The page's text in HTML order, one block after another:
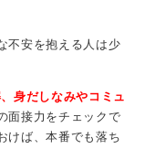
安を抱える人は少
身だしなみやコミュ
面接力をチェックで
けば、本番でも落ち